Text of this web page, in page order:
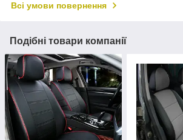
Всі умови повернення
Подібні товари компанії